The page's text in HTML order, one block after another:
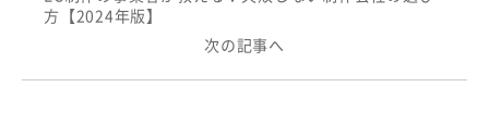
方【2024年版】
次の記事へ